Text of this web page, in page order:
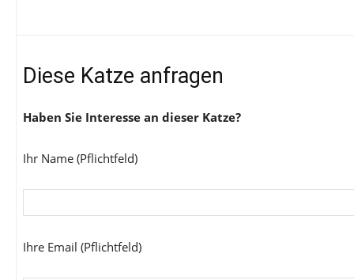
Diese Katze anfragen
Haben Sie Interesse an dieser Katze?
Ihr Name (Pflichtfeld)
Ihre Email (Pflichtfeld)